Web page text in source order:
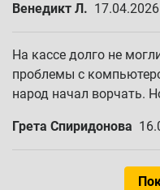
Венедикт Л. 17.04.2026
На кассе долго не
проблемы с
народ начал ворчать.
Грета Спиридонова